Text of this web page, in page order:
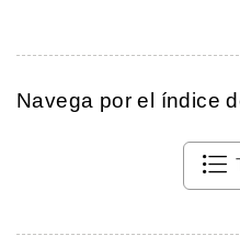
Navega por el índice